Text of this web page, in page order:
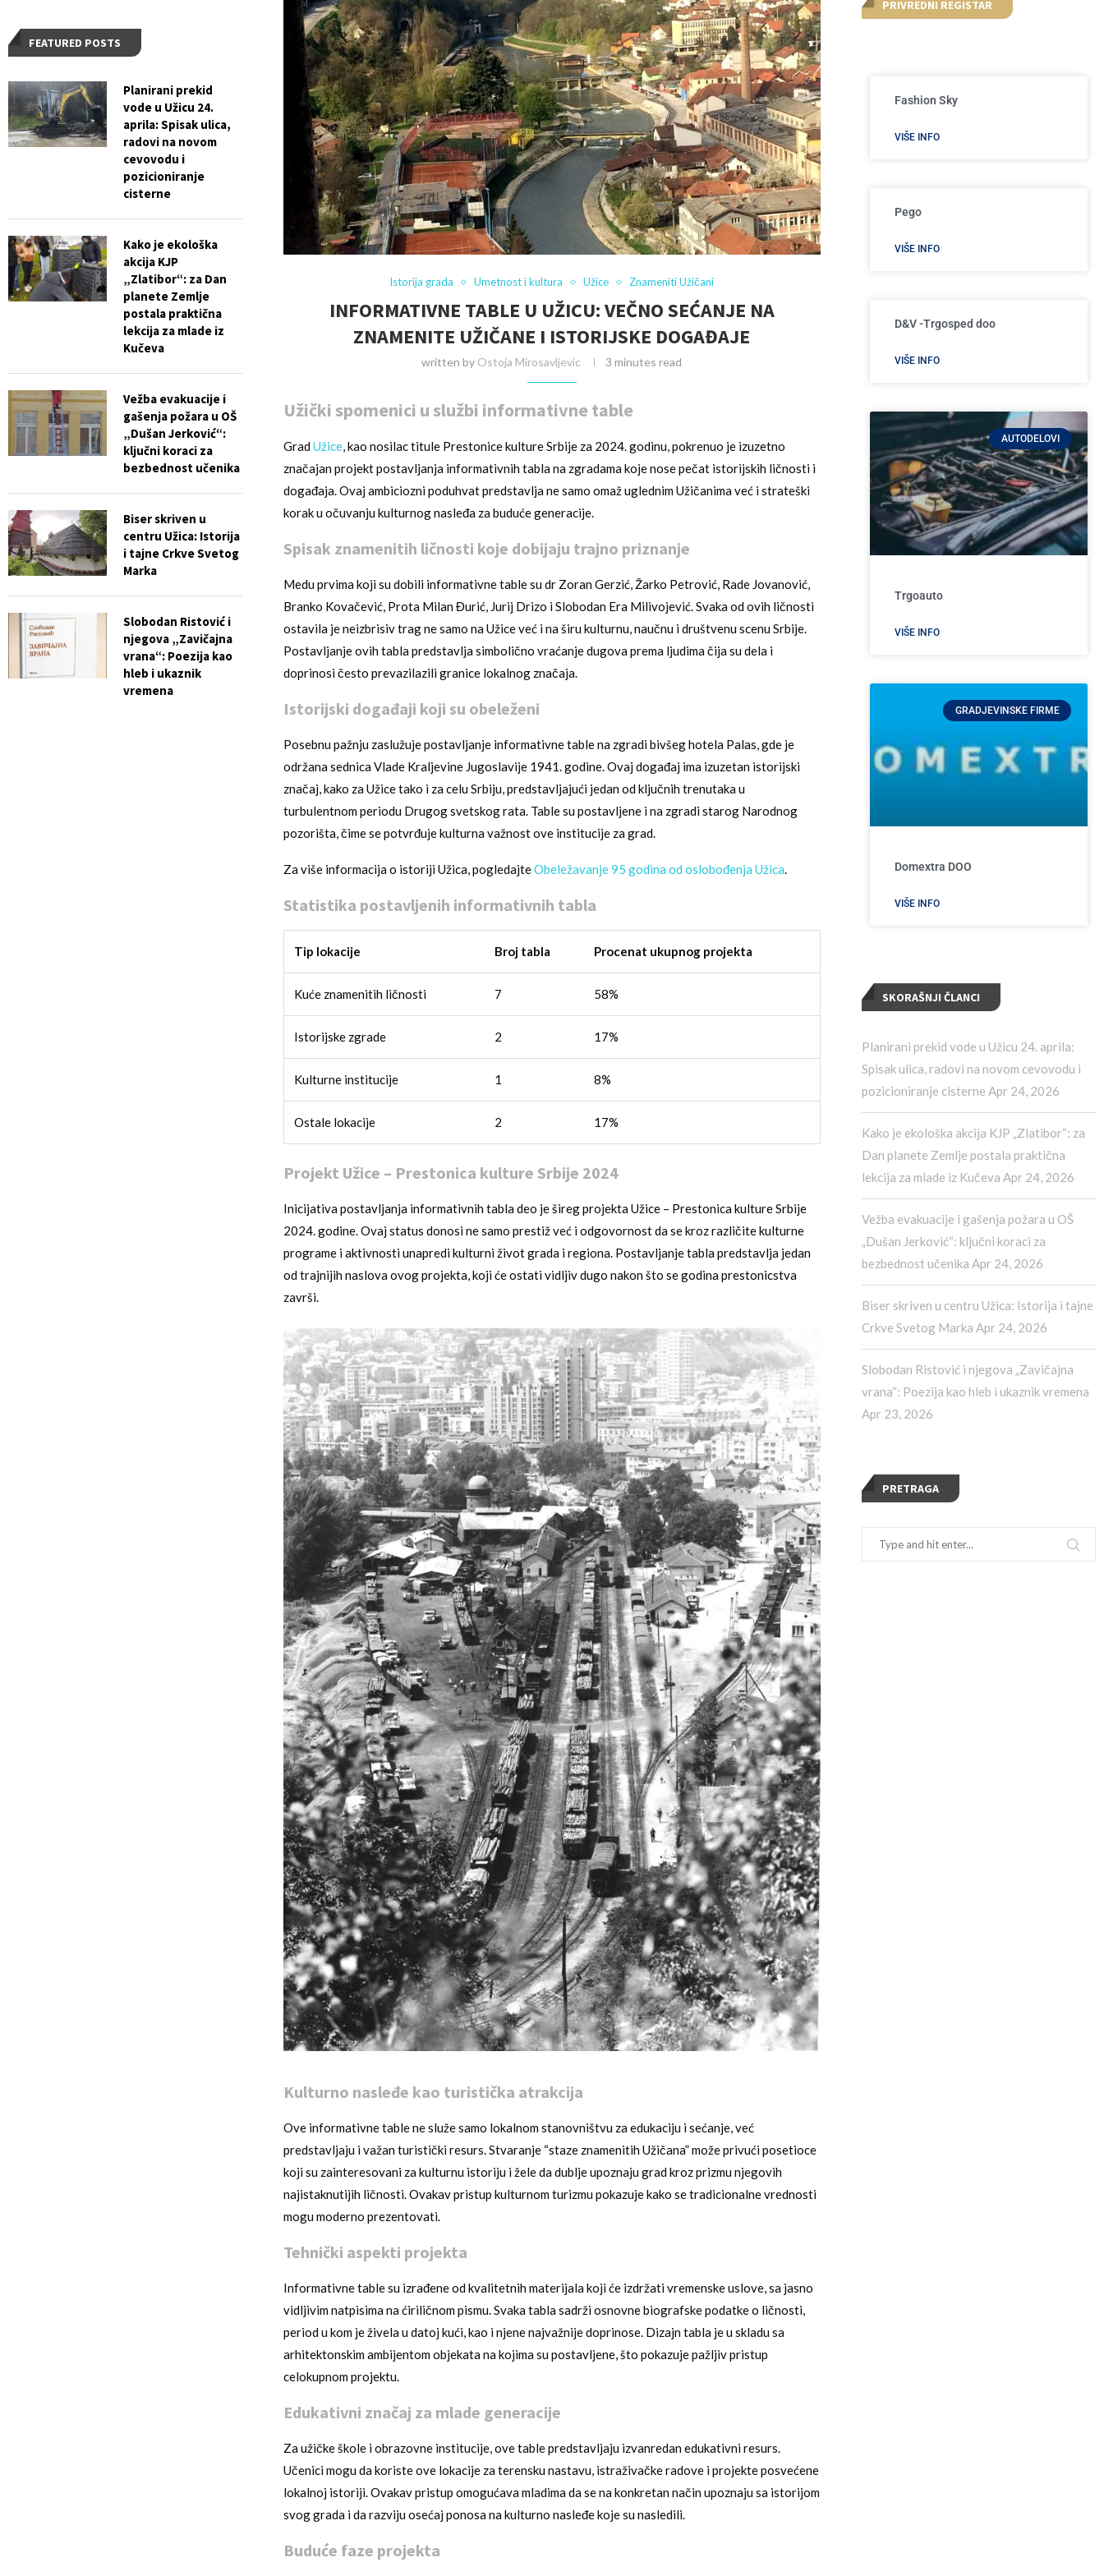
Istorija grada Umetnost i kultura Užice Znameniti Užičani
INFORMATIVNE TABLE U UŽICU: VEČNO SEĆANJE NA
ZNAMENITE UŽIČANE I ISTORIJSKE DOGAĐAJE
written by Ostoja Mirosavljevic 3 minutes read
Užički spomenici u službi informativne table
GradUžice, kao nosilac titule Prestonice kulture Srbije za 2024. godinu, pokrenuo je izuzetno
značajan projekt postavljanja informativnih tabla na zgradama koje nose pečat istorijskih ličnosti i
događaja. Ovaj ambiciozni poduhvat predstavlja ne samo omaž uglednim Užičanima već i strateški
korak u očuvanju kulturnog nasleđa za buduće generacije.
Spisak znamenitih ličnosti koje dobijaju trajno priznanje
Medu prvima koji su dobili informativne table su dr Zoran Gerzić, Žarko Petrović, Rade Jovanović,
Branko Kovačević, Prota Milan Đurić, Jurij Drizo i Slobodan Era Milivojević. Svaka od ovih ličnosti
ostavila je neizbrisiv trag ne samo na Užice već i na širu kulturnu, naučnu i društvenu scenu Srbije.
Postavljanje ovih tabla predstavlja simbolično vraćanje dugova prema ljudima čija su dela i
doprinosi često prevazilazili granice lokalnog značaja.
Istorijski događaji koji su obeleženi
Posebnu pažnju zaslužuje postavljanje informativne table na zgradi bivšeg hotela Palas, gde je
održana sednica Vlade Kraljevine Jugoslavije 1941. godine. Ovaj događaj ima izuzetan istorijski
značaj, kako za Užice tako i za celu Srbiju, predstavljajući jedan od ključnih trenutaka u
turbulentnom periodu Drugog svetskog rata. Table su postavljene i na zgradi starog Narodnog
pozorišta, čime se potvrđuje kulturna važnost ove institucije za grad.
Za više informacija o istoriji Užica, pogledajteObeležavanje 95 godina od oslobođenja Užica.
Statistika postavljenih informativnih tabla
Tip lokacije Broj tabla Procenat ukupnog projekta
Kuće znamenitih ličnosti 7 58%
Istorijske zgrade 2 17%
Kulturne institucije 1 8%
Ostale lokacije 2 17%
Projekt Užice – Prestonica kulture Srbije 2024
Inicijativa postavljanja informativnih tabla deo je šireg projekta Užice – Prestonica kulture Srbije
2024. godine. Ovaj status donosi ne samo prestiž već i odgovornost da se kroz različite kulturne
programe i aktivnosti unapredi kulturni život grada i regiona. Postavljanje tabla predstavlja jedan
od trajnijih naslova ovog projekta, koji će ostati vidljiv dugo nakon što se godina prestonicstva
završi.
Kulturno nasleđe kao turistička atrakcija
Ove informativne table ne služe samo lokalnom stanovništvu za edukaciju i sećanje, već
predstavljaju i važan turistički resurs. Stvaranje “staze znamenitih Užičana” može privući posetioce
koji su zainteresovani za kulturnu istoriju i žele da dublje upoznaju grad kroz prizmu njegovih
najistaknutijih ličnosti. Ovakav pristup kulturnom turizmu pokazuje kako se tradicionalne vrednosti
mogu moderno prezentovati.
Tehnički aspekti projekta
Informativne table su izrađene od kvalitetnih materijala koji će izdržati vremenske uslove, sa jasno
vidljivim natpisima na ćiriličnom pismu. Svaka tabla sadrži osnovne biografske podatke o ličnosti,
period u kom je živela u datoj kući, kao i njene najvažnije doprinose. Dizajn tabla je u skladu sa
arhitektonskim ambijentom objekata na kojima su postavljene, što pokazuje pažljiv pristup
celokupnom projektu.
Edukativni značaj za mlade generacije
Za užičke škole i obrazovne institucije, ove table predstavljaju izvanredan edukativni resurs.
Učenici mogu da koriste ove lokacije za terensku nastavu, istraživačke radove i projekte posvećene
lokalnoj istoriji. Ovakav pristup omogućava mladima da se na konkretan način upoznaju sa istorijom
svog grada i da razviju osećaj ponosa na kulturno nasleđe koje su nasledili.
Buduće faze projekta
PRIVREDNI REGISTAR
Fashion Sky
VIŠE INFO
Pego
VIŠE INFO
D&V -Trgosped doo
VIŠE INFO
AUTODELOVI
Trgoauto
VIŠE INFO
GRADJEVINSKE FIRME
Domextra DOO
VIŠE INFO
SKORAŠNJI ČLANCI
Planirani prekid vode u Užicu 24. aprila:
Spisak ulica, radovi na novom cevovodu i
pozicioniranje cisterne Apr 24, 2026
Kako je ekološka akcija KJP „Zlatibor“: za
Dan planete Zemlje postala praktična
lekcija za mlade iz Kučeva Apr 24, 2026
Vežba evakuacije i gašenja požara u OŠ
„Dušan Jerković“: ključni koraci za
bezbednost učenika Apr 24, 2026
Biser skriven u centru Užica: Istorija i tajne
Crkve Svetog Marka Apr 24, 2026
Slobodan Ristović i njegova „Zavičajna
vrana“: Poezija kao hleb i ukaznik vremena
Apr 23, 2026
PRETRAGA
FEATURED POSTS
Planirani prekid
vode u Užicu 24.
aprila: Spisak ulica,
radovi na novom
cevovodu i
pozicioniranje
cisterne
Kako je ekološka
akcija KJP
„Zlatibor“: za Dan
planete Zemlje
postala praktična
lekcija za mlade iz
Kučeva
Vežba evakuacije i
gašenja požara u OŠ
„Dušan Jerković“:
ključni koraci za
bezbednost učenika
Biser skriven u
centru Užica: Istorija
i tajne Crkve Svetog
Marka
Slobodan Ristović i
njegova „Zavičajna
vrana“: Poezija kao
hleb i ukaznik
vremena